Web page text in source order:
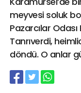
meyvesi soluk
Pazarcılar Odası
Tanrıverdi,
döndü. O anlar